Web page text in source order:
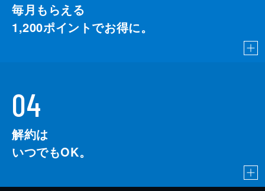
毎月もらえる
1,200ポイントでお得に。
04
解約は
いつでもOK。